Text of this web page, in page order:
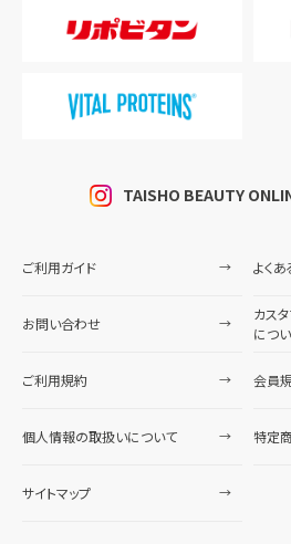
TAISHO BEAUTY
ご利用ガイド よく
お問い合わせ
カス
につ
ご利用規約 会員
個人情報の取扱いについて 特定
サイトマップ